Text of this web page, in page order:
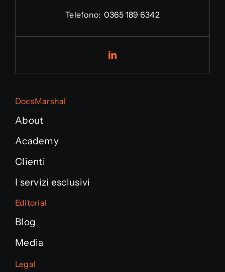
Telefono: 0365 189 6342
DocsMarshal
About
Academy
Clienti
I servizi esclusivi
Editorial
Blog
Media
Legal